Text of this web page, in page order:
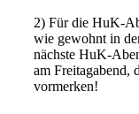
2) Für die HuK-
wie gewohnt in
nächste HuK-
am Freitagabend,
vormerken!